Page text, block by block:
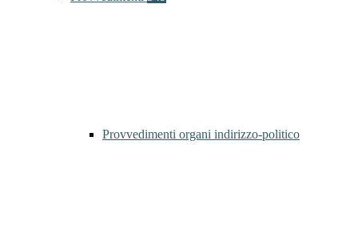
Provvedimenti organi indirizzo-politico